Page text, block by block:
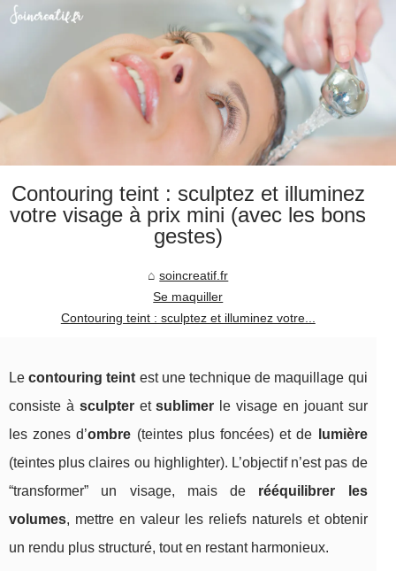
Contouring teint : sculptez et illuminez
votre visage à prix mini (avec les bons
gestes)
soincreatif.fr
Se maquiller
Contouring teint : sculptez et illuminez votre...
Lecontouring teint est une technique de maquillage qui
consiste à sculpteretsublimer le visage en jouant sur
les zones d’ombre (teintes plus foncées) et de
lumière
(teintes plus claires ou highlighter). L’objectif n’est pas de
“transformer” un visage, mais de rééquilibrer les
volumes, mettre en valeur les reliefs naturels et obtenir
un rendu plus structuré, tout en restant harmonieux.